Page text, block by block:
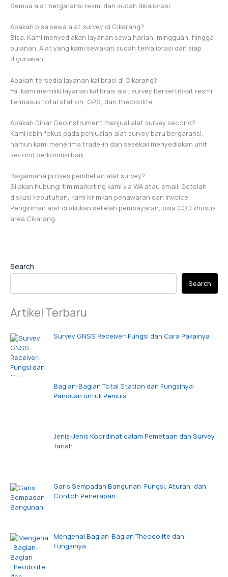
Search
Search
Artikel Terbaru
Survey GNSS Receiver: Fungsi dan Cara Pakainya
Bagian-Bagian Total Station dan Fungsinya:
Panduan untuk Pemula
Jenis-Jenis Koordinat dalam Pemetaan dan Survey
Tanah
Garis Sempadan Bangunan: Fungsi, Aturan, dan
Contoh Penerapan
Mengenal Bagian-Bagian Theodolite dan
Fungsinya
Semua alat bergaransi resmi dan sudah dikalibrasi.
Apakah bisa sewa alat survey di Cikarang?
Bisa. Kami menyediakan layanan sewa harian, mingguan, hingga
bulanan. Alat yang kami sewakan sudah terkalibrasi dan siap
digunakan.
Apakah tersedia layanan kalibrasi di Cikarang?
Ya, kami memiliki layanan kalibrasi alat survey bersertifikat resmi,
termasuk total station, GPS, dan theodolite.
Apakah Dinar Geoinstrument menjual alat survey second?
Kami lebih fokus pada penjualan alat survey baru bergaransi,
namun kami menerima trade-in dan sesekali menyediakan unit
second berkondisi baik.
Bagaimana proses pembelian alat survey?
Silakan hubungi tim marketing kami via WA atau email. Setelah
diskusi kebutuhan, kami kirimkan penawaran dan invoice.
Pengiriman alat dilakukan setelah pembayaran, bisa COD khusus
area Cikarang.